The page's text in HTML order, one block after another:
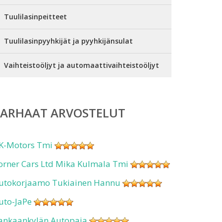
Tuulilasinpeitteet
Tuulilasinpyyhkijät ja pyyhkijänsulat
Vaihteistoöljyt ja automaattivaihteistoöljyt
ARVOSTELUT
Motors Tmi
Cars Ltd Mika Kulmala Tmi
Tukiainen Hannu
JaPe